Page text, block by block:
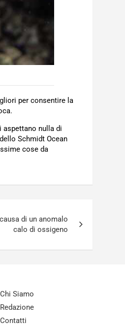
per consentire la
aspettano nulla di
Schmidt Ocean
cose da
di un anomalo
calo di ossigeno
Chi Siamo
Redazione
Contatti